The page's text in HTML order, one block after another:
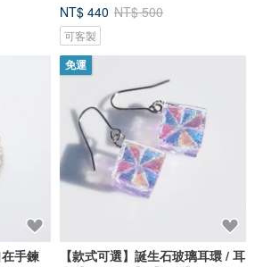
NT$ 440 NT$ 500
可客製
手鍊
免運
【款式可選】誕生石玻璃耳環 / 耳